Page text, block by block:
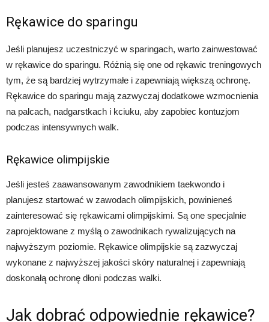
Rękawice do sparingu
Jeśli planujesz uczestniczyć w sparingach, warto zainwestować
w rękawice do sparingu. Różnią się one od rękawic treningowych
tym, że są bardziej wytrzymałe i zapewniają większą ochronę.
Rękawice do sparingu mają zazwyczaj dodatkowe wzmocnienia
na palcach, nadgarstkach i kciuku, aby zapobiec kontuzjom
podczas intensywnych walk.
Rękawice olimpijskie
Jeśli jesteś zaawansowanym zawodnikiem taekwondo i
planujesz startować w zawodach olimpijskich, powinieneś
zainteresować się rękawicami olimpijskimi. Są one specjalnie
zaprojektowane z myślą o zawodnikach rywalizujących na
najwyższym poziomie. Rękawice olimpijskie są zazwyczaj
wykonane z najwyższej jakości skóry naturalnej i zapewniają
doskonałą ochronę dłoni podczas walki.
Jak dobrać odpowiednie rękawice?